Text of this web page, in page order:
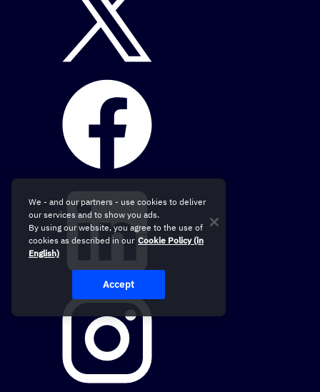
We - and our partners - use cookies to deliver
our services and to show you ads.
By using our website, you agree to the use of
cookies as described in our Cookie Policy (in
English)
Accept